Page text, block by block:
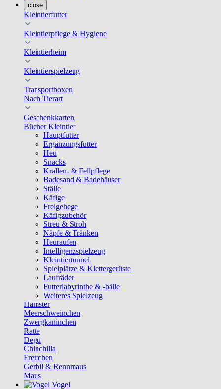
close
Kleintierfutter
Kleintierpflege & Hygiene
Kleintierheim
Kleintierspielzeug
Transportboxen
Nach Tierart
Geschenkkarten
Bücher Kleintier
Hauptfutter
Ergänzungsfutter
Heu
Snacks
Krallen- & Fellpflege
Badesand & Badehäuser
Ställe
Käfige
Freigehege
Käfigzubehör
Streu & Stroh
Näpfe & Tränken
Heuraufen
Intelligenzspielzeug
Kleintiertunnel
Spielplätze & Klettergerüste
Laufräder
Futterlabyrinthe & -bälle
Weiteres Spielzeug
Hamster
Meerschweinchen
Zwergkaninchen
Ratte
Degu
Chinchilla
Frettchen
Gerbil & Rennmaus
Maus
Vogel